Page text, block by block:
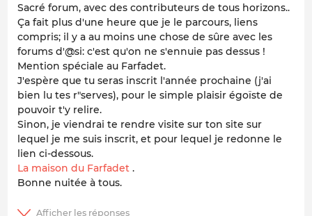
Sacré forum, avec des contributeurs de tous horizons..
Ça fait plus d'une heure que je le parcours, liens
compris; il y a au moins une chose de sûre avec les
forums d'@si: c'est qu'on ne s'ennuie pas dessus !
Mention spéciale au Farfadet.
J'espère que tu seras inscrit l'année prochaine (j'ai
bien lu tes r"serves), pour le simple plaisir égoïste de
pouvoir t'y relire.
Sinon, je viendrai te rendre visite sur ton site sur
lequel je me suis inscrit, et pour lequel je redonne le
lien ci-dessous.
La maison du Farfadet .
Bonne nuitée à tous.